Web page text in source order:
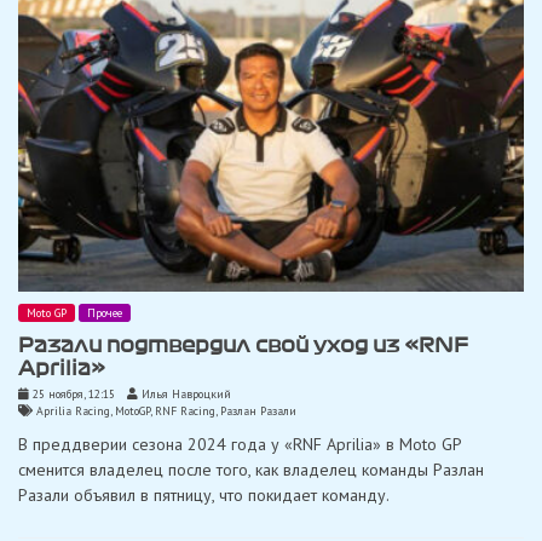
Moto GP Прочее
Разали подтвердил свой уход из «RNF
Aprilia»
25 ноября, 12:15
Илья Навроцкий
Aprilia Racing, MotoGP, RNF Racing, Разлан Разали
В преддверии сезона 2024 года у «RNF Aprilia» в Moto GP
сменится владелец после того, как владелец команды Разлан
Разали объявил в пятницу, что покидает команду.